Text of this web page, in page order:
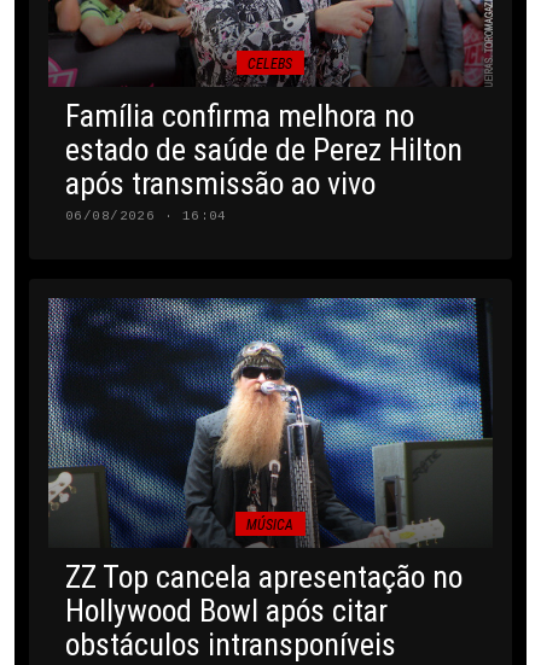
CELEBS
Família confirma melhora no
estado de saúde de Perez Hilton
após transmissão ao vivo
06/08/2026 · 16:04
MÚSICA
ZZ Top cancela apresentação no
Hollywood Bowl após citar
obstáculos intransponíveis